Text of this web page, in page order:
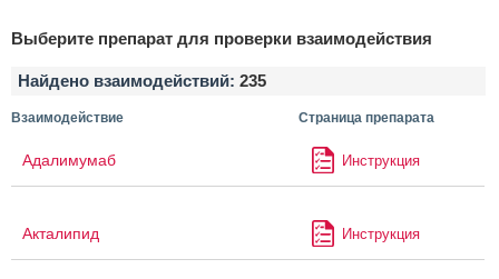
Выберите препарат для проверки взаимодействия
Найдено взаимодействий: 235
Взаимодействие Страница препарата
Адалимумаб Инструкция
Акталипид Инструкция